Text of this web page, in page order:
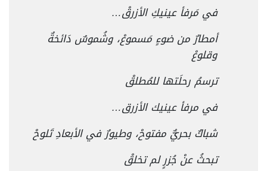
في مَرفأ عينيكِ الأزرقْ…
أمطارٌ من ضوءٍ مَسموعْ، وشُموسٌ دَائخةٌ
وقلوعْ
ترسمُ رحلَتها للمُطلقْ
في مرفأ عينيك الأزرق…
شباكٌ بحريٌّ مفتوحْ، وطيورٌ في الأبعادِ تَلوحْ
تبحثُ عنْ جُزرٍ لم تخلقْ